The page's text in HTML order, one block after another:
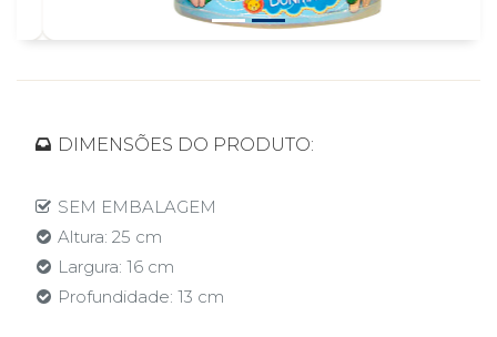
DIMENSÕES DO PRODUTO:
SEM EMBALAGEM
Altura: 25 cm
Largura: 16 cm
Profundidade: 13 cm